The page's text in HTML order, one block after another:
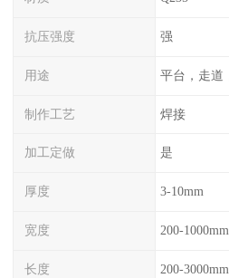
抗压强度 强
用途
制作工艺 焊接
加工定做 是
厚度 3-10mm
宽度 200-1000mm
长度 200-3000mm